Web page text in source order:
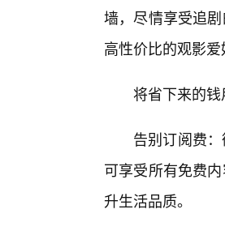
墙，尽情享受追
高性价比的观影
将省下来的
告别订阅费
可享受所有免费
升生活品质。